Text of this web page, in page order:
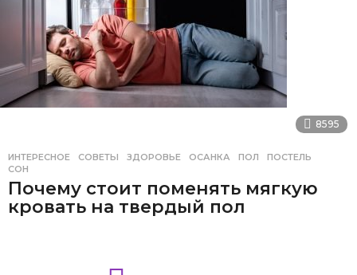
8595
ИНТЕРЕСНОЕ ,СОВЕТЫ ЗДОРОВЬЕ ,ОСАНКА ,ПОЛ ,ПОСТЕЛЬ
СОН
Почему стоит поменять мягкую
кровать на твердый пол